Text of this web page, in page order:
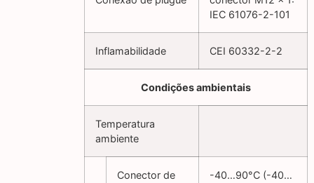
IEC 61076-2-101
Inflamabilidade CEI 60332-2-2
Condições ambientais
Temperatura
ambiente
Conector de
-40…90°C (-40…